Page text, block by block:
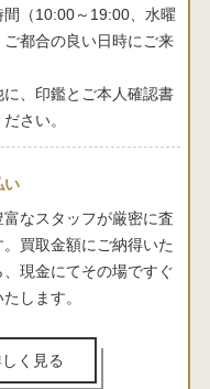
間（10:00～19:00、水曜
ご都合の良い日時にご来
、印鑑とご本人確認書
さい。
い
富なスタッフが厳密に査
買取金額にご納得いた
、現金にてその場ですぐ
します。
く見る